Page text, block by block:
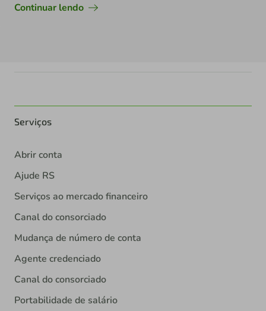
Continuar lendo
Serviços
Abrir conta
Ajude RS
Serviços ao mercado financeiro
Canal do consorciado
Mudança de número de conta
Agente credenciado
Canal do consorciado
Portabilidade de salário